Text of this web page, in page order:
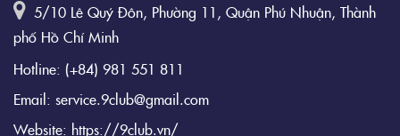
5/10 Lê Quý Đôn, Phường 11, Quận Phú Nhuận, Thành
phố Hồ Chí Minh
Hotline: (+84) 981 551 811
Email: service.9club@gmail.com
Website: https://9club.vn/